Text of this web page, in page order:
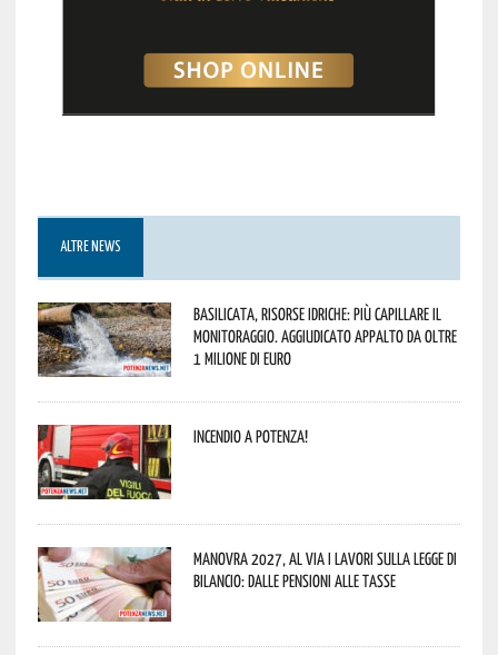
ALTRE NEWS
Basilicata, Risorse idriche: più capillare il
monitoraggio. Aggiudicato appalto da oltre
1 milione di euro
Incendio a Potenza!
Manovra 2027, al via i lavori sulla Legge di
Bilancio: dalle pensioni alle tasse